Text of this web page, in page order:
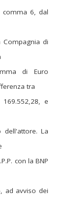
comma 6, dal
Compagnia di
di Euro
tra
e
dell'attore. La
con la BNP
ad avviso dei